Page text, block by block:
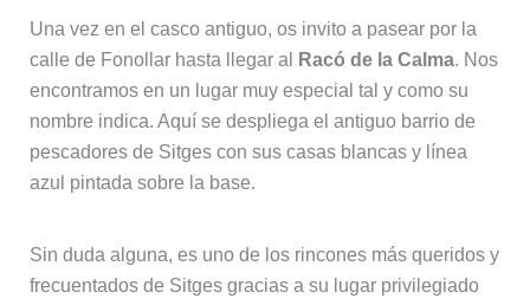
Una vez en el casco antiguo, os invito a pasear por la
calle de Fonollar hasta llegar al
Racó de la Calma. Nos
encontramos en un lugar muy especial tal y como su
nombre indica. Aquí se despliega el antiguo barrio de
pescadores de Sitges con sus casas blancas y línea
azul pintada sobre la base.
Sin duda alguna, es uno de los rincones más queridos y
frecuentados de Sitges gracias a su lugar privilegiado